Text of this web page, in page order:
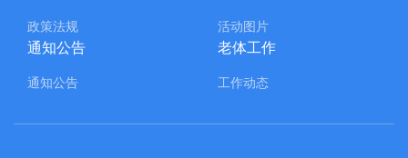
政策法规 活动图片
通知公告
通知公告
老体工作
工作动态